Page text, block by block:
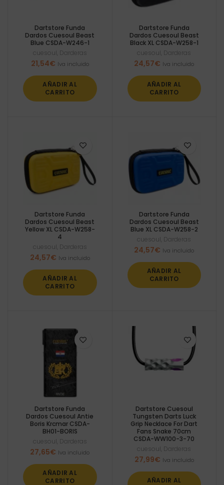
Dartstore Funda
Dardos Cuesoul Beast
Blue CSDA-W246-1
cuesoul Darderas
21,54€ Iva incluido
AÑADIR AL
CARRITO
Dartstore Funda
Dardos Cuesoul Beast
Black XL CSDA-W258-1
cuesoul Darderas
24,57€ Iva incluido
AÑADIR AL
CARRITO
Dartstore Funda
Dardos Cuesoul Beast
Yellow XL CSDA-W258-
4
cuesoul Darderas
24,57€ Iva incluido
AÑADIR AL
CARRITO
Dartstore Funda
Dardos Cuesoul Beast
Blue XL CSDA-W258-2
cuesoul Darderas
24,57€ Iva incluido
AÑADIR AL
CARRITO
Dartstore Funda
Dardos Cuesoul Antie
Boris Krcmar CSDA-
BH01-BORIS
cuesoul Darderas
27,65€ Iva incluido
AÑADIR AL
CARRITO
Dartstore Cuesoul
Tungsten Darts Luck
Grip Necklace For Dart
Fans Snake 70cm
CSDA-WW100-3-70
cuesoul Darderas
27,99€ Iva incluido
AÑADIR AL